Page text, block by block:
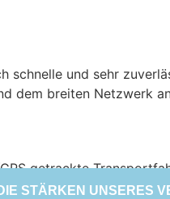
und sehr
dem breiten Netzwerk
STÄRKEN UNSERES